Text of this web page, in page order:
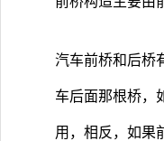
汽车前桥和后桥
车后面那根桥，
用，相反，如果